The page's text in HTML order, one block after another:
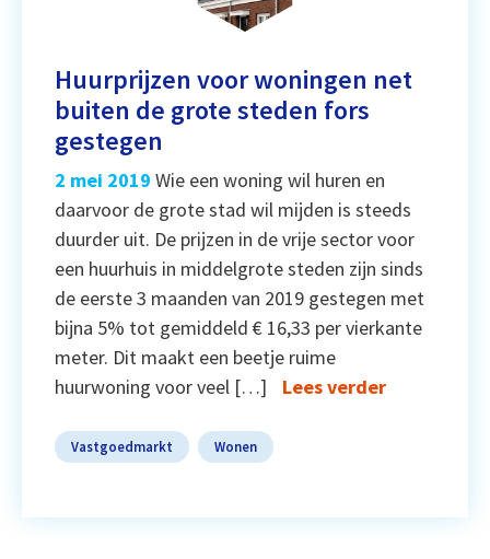
Huurprijzen voor woningen net
buiten de grote steden fors
gestegen
2 mei 2019 Wie een woning wil huren en
daarvoor de grote stad wil mijden is steeds
duurder uit. De prijzen in de vrije sector voor
een huurhuis in middelgrote steden zijn sinds
de eerste 3 maanden van 2019 gestegen met
bijna 5% tot gemiddeld € 16,33 per vierkante
meter. Dit maakt een beetje ruime
huurwoning voor veel […]
Lees verder
Vastgoedmarkt Wonen